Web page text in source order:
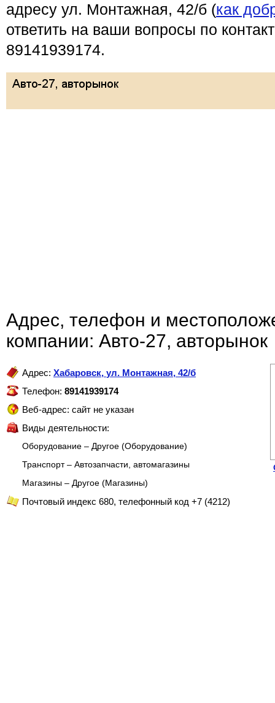
адресу ул. Монтажная, 42/б (как
ответить на ваши вопросы по
89141939174.
Адрес, телефон и
компании: Авто-27, авторынок
Адрес: Хабаровск, ул. Монтажная, 42/б
Телефон: 89141939174
Веб-адрес: сайт не указан
Виды деятельности:
Оборудование – Другое (Оборудование)
Транспорт – Автозапчасти, автомагазины
Магазины – Другое (Магазины)
Почтовый индекс 680, телефонный код +7 (4212)